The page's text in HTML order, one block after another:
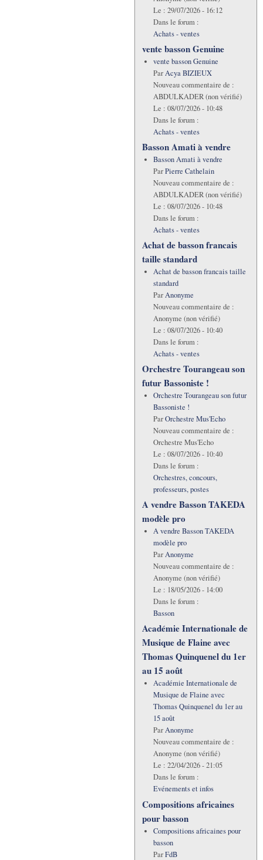
Le : 29/07/2026 - 16:12
Dans le forum :
Achats - ventes
vente basson Genuine
vente basson Genuine
ParAcya BIZIEUX
Nouveau commentaire de :
ABDULKADER (non vérifié)
Le : 08/07/2026 - 10:48
Dans le forum :
Achats - ventes
Basson Amati à vendre
Basson Amati à vendre
ParPierre Cathelain
Nouveau commentaire de :
ABDULKADER (non vérifié)
Le : 08/07/2026 - 10:48
Dans le forum :
Achats - ventes
Achat de basson francais
taille standard
Achat de basson francais taille
standard
ParAnonyme
Nouveau commentaire de :
Anonyme (non vérifié)
Le : 08/07/2026 - 10:40
Dans le forum :
Achats - ventes
Orchestre Tourangeau son
futur Bassoniste !
Orchestre Tourangeau son futur
Bassoniste !
ParOrchestre Mus'Echo
Nouveau commentaire de :
Orchestre Mus'Echo
Le : 08/07/2026 - 10:40
Dans le forum :
Orchestres, concours,
professeurs, postes
A vendre Basson TAKEDA
modèle pro
A vendre Basson TAKEDA
modèle pro
ParAnonyme
Nouveau commentaire de :
Anonyme (non vérifié)
Le : 18/05/2026 - 14:00
Dans le forum :
Basson
Académie Internationale de
Musique de Flaine avec
Thomas Quinquenel du 1er
au 15 août
Académie Internationale de
Musique de Flaine avec
Thomas Quinquenel du 1er au
15 août
ParAnonyme
Nouveau commentaire de :
Anonyme (non vérifié)
Le : 22/04/2026 - 21:05
Dans le forum :
Evénements et infos
Compositions africaines
pour basson
Compositions africaines pour
basson
ParFdB